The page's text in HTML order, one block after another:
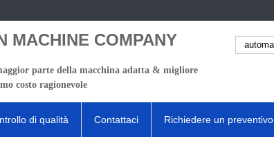
MACHINE COMPANY
parte della macchina adatta & migliore
costo ragionevole
di qualità Contattaci Richiedere un preventivo